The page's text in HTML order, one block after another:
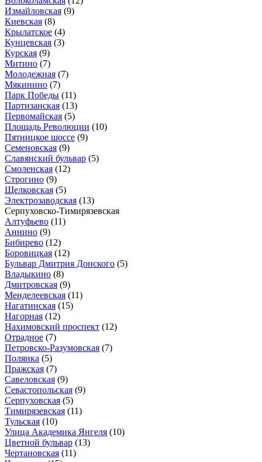
Измайловская (9)
Киевская (8)
Крылатское (4)
Кунцевская (3)
Курская (9)
Митино (7)
Молодежная (7)
Мякинино (7)
Парк Победы (11)
Партизанская (13)
Первомайская (5)
Площадь Революции (10)
Пятницкое шоссе (9)
Семеновская (9)
Славянский бульвар (5)
Смоленская (12)
Строгино (9)
Щелковская (5)
Электрозаводская (13)
Серпуховско-Тимирязевская
Алтуфьево (11)
Аннино (9)
Бибирево (12)
Боровицкая (12)
Бульвар Дмитрия Донского (5)
Владыкино (8)
Дмитровская (9)
Менделеевская (11)
Нагатинская (15)
Нагорная (12)
Нахимовский проспект (12)
Отрадное (7)
Петровско-Разумовская (7)
Полянка (5)
Пражская (7)
Савеловская (9)
Севастопольская (9)
Серпуховская (5)
Тимирязевская (11)
Тульская (10)
Улица Академика Янгеля (10)
Цветной бульвар (13)
Чертановская (11)